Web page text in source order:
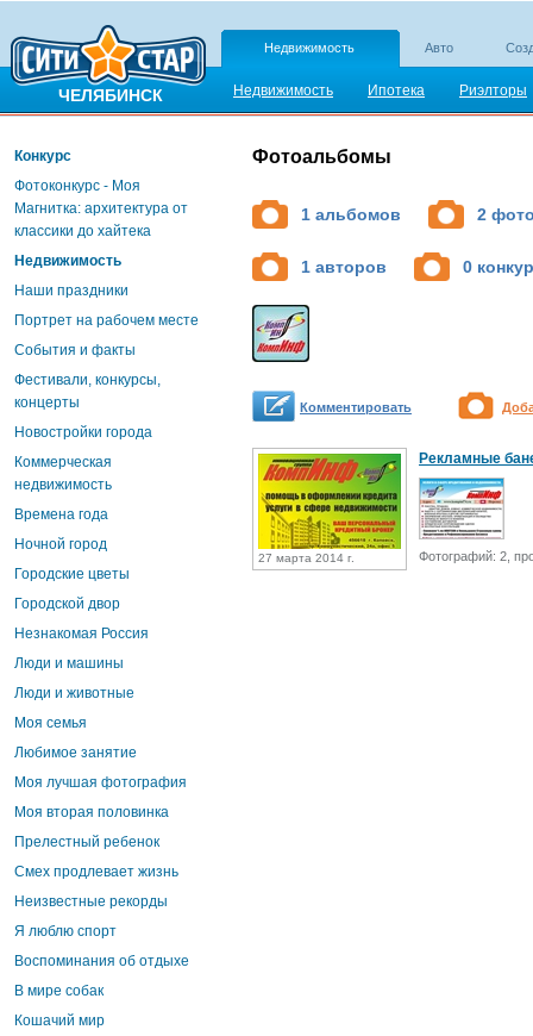
ЧЕЛЯБИНСК
Недвижимость Авто
Недвижимость Ипотека Риэлторы
Конкурс
Фотоконкурс - Моя
Магнитка: архитектура от
классики до хайтека
Недвижимость
Наши праздники
Портрет на рабочем месте
События и факты
Фестивали, конкурсы,
концерты
Новостройки города
Коммерческая
недвижимость
Времена года
Ночной город
Городские цветы
Городской двор
Незнакомая Россия
Люди и машины
Люди и животные
Моя семья
Любимое занятие
Моя лучшая фотография
Моя вторая половинка
Прелестный ребенок
Смех продлевает жизнь
Неизвестные рекорды
Я люблю спорт
Воспоминания об отдыхе
В мире собак
Кошачий мир
Фотоальбомы
1 альбомов 2
1 авторов 0
Комментировать
27 марта 2014 г.
Рекламные
Фотографий: 2,